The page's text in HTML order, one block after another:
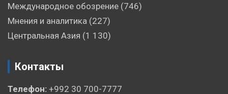
Международное обозрение (746)
Мнения и аналитика (227)
Центральная Азия (1 130)
Контакты
Телефон: +992 30 700-7777